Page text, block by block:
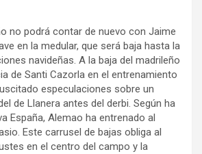
no podrá contar de nuevo con Jaime
en la medular, que será baja hasta la
navideñas. A la baja del madrileño
de Santi Cazorla en el entrenamiento
especulaciones sobre un
de Llanera antes del derbi. Según ha
España, Alemao ha entrenado al
Este carrusel de bajas obliga al
en el centro del campo y la